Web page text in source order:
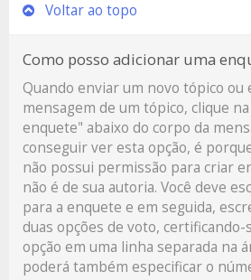
Voltar ao topo
Como posso adicionar uma
Quando enviar um novo tópico
mensagem de um tópico, clique
enquete" abaixo do corpo da
conseguir ver esta opção, é
não possui permissão para criar
não é de sua autoria. Você deve
para a enquete e em seguida,
duas opções de voto, certificando-
opção em uma linha separada na
poderá também especificar o